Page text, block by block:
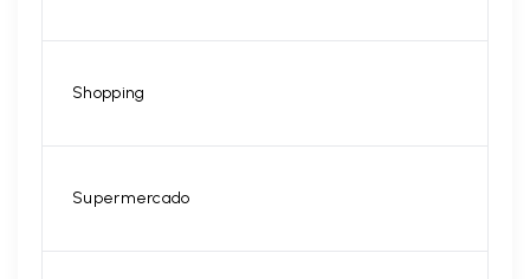
Shopping
Supermercado